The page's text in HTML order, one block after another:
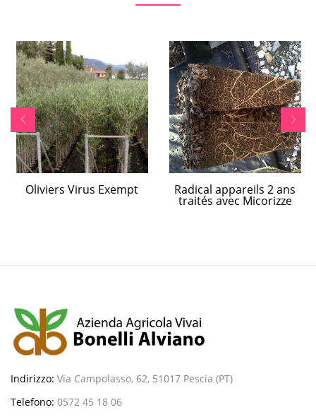
Oliviers Virus Exempt Radical appareils 2 ans
traités avec Micorizze
Indirizzo: Via Campolasso, 62, 51017 Pescia (PT)
Telefono: 0572 45 18 06